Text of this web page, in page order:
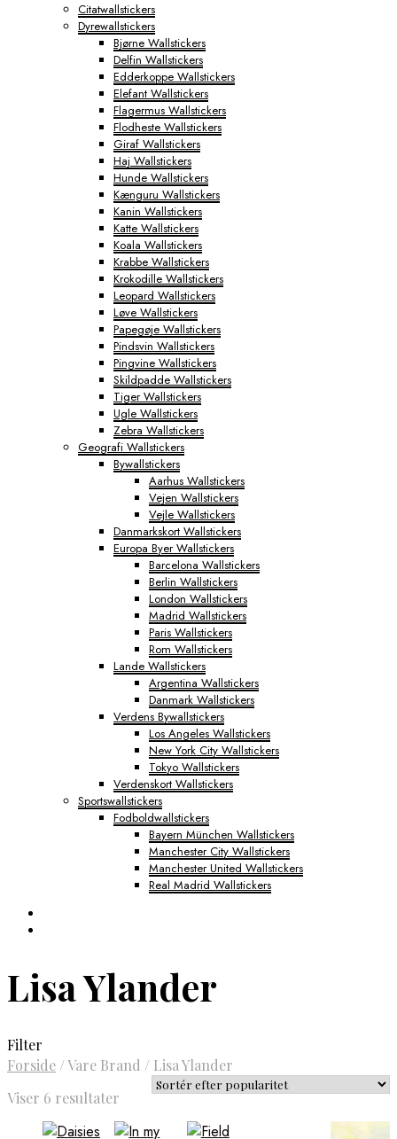
Citatwallstickers
Dyrewallstickers
Bjørne Wallstickers
Delfin Wallstickers
Edderkoppe Wallstickers
Elefant Wallstickers
Flagermus Wallstickers
Flodheste Wallstickers
Giraf Wallstickers
Haj Wallstickers
Hunde Wallstickers
Kænguru Wallstickers
Kanin Wallstickers
Katte Wallstickers
Koala Wallstickers
Krabbe Wallstickers
Krokodille Wallstickers
Leopard Wallstickers
Løve Wallstickers
Papegøje Wallstickers
Pindsvin Wallstickers
Pingvine Wallstickers
Skildpadde Wallstickers
Tiger Wallstickers
Ugle Wallstickers
Zebra Wallstickers
Geografi Wallstickers
Bywallstickers
Aarhus Wallstickers
Vejen Wallstickers
Vejle Wallstickers
Danmarkskort Wallstickers
Europa Byer Wallstickers
Barcelona Wallstickers
Berlin Wallstickers
London Wallstickers
Madrid Wallstickers
Paris Wallstickers
Rom Wallstickers
Lande Wallstickers
Argentina Wallstickers
Danmark Wallstickers
Verdens Bywallstickers
Los Angeles Wallstickers
New York City Wallstickers
Tokyo Wallstickers
Verdenskort Wallstickers
Sportswallstickers
Fodboldwallstickers
Bayern München Wallstickers
Manchester City Wallstickers
Manchester United Wallstickers
Real Madrid Wallstickers
Lisa Ylander
Filter
Forside /Vare Brand / Lisa Ylander
Viser 6 resultater Sorteret
popularitet